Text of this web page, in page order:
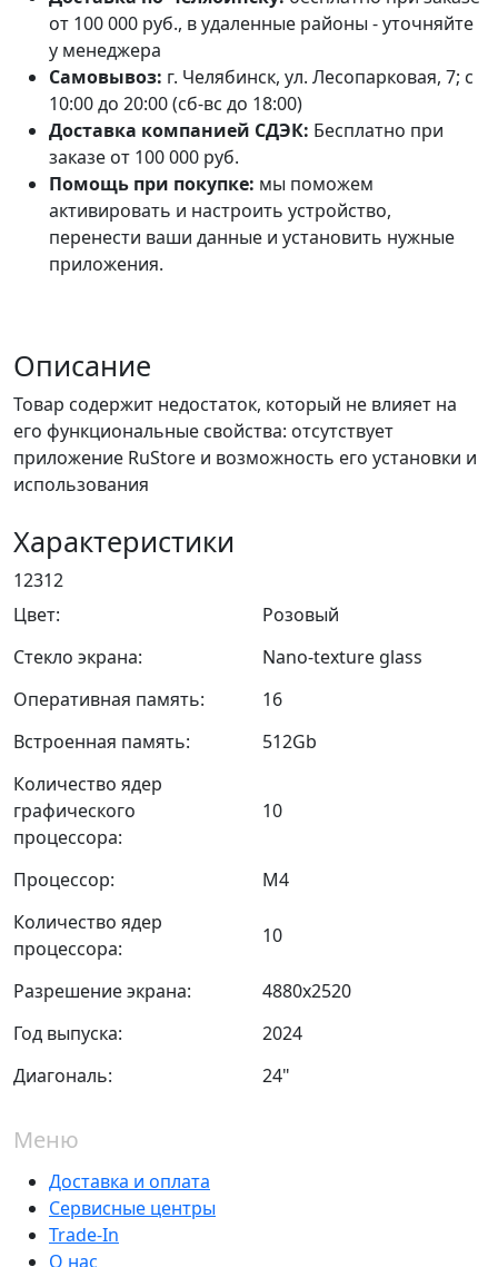
от 100 000 руб., в удаленные районы - уточняйте
у менеджера
Самовывоз: г. Челябинск, ул. Лесопарковая, 7; с
10:00 до 20:00 (сб-вс до 18:00)
Доставка компанией СДЭК: Бесплатно при
заказе от 100 000 руб.
Помощь при покупке: мы поможем
активировать и настроить устройство,
перенести ваши данные и установить нужные
приложения.
Описание
Товар содержит недостаток, который не влияет на
его функциональные свойства: отсутствует
приложение RuStore и возможность его установки и
использования
Характеристики
12312
Цвет:
Розовый
Стекло экрана:
Nano-texture glass
Оперативная память:
16
Встроенная память:
512Gb
Количество ядер
графического
процессора:
10
Процессор:
M4
Количество ядер
процессора:
10
Разрешение экрана:
4880x2520
Год выпуска:
2024
Диагональ:
24"
Меню
Доставка и оплата
Сервисные центры
Trade-In
О нас